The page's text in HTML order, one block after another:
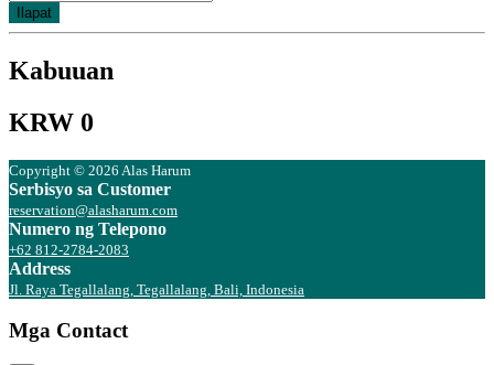
Ilapat
Kabuuan
KRW 0
Copyright © 2026 Alas Harum
Serbisyo sa Customer
reservation@alasharum.com
Numero ng Telepono
+62 812-2784-2083
Address
Jl. Raya Tegallalang, Tegallalang, Bali, Indonesia
Mga Contact